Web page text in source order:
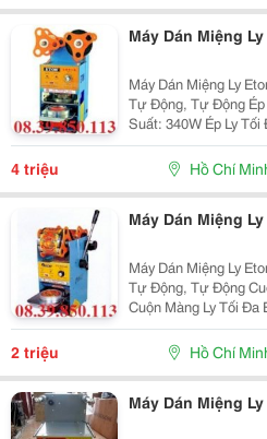
Máy Dán Miệng
Máy Dán Miệng Ly Eton A9 Máy Ép Nhựa Ly
Tự Động, Tự Động Ép
Suất: 340W Ép Ly Tối Đa 700Ml
Phẩm/Giờ Điện Áp: 250V Kích Thước: 282 X 370 X 540
4 triệu Hồ Chí
Máy Dán Miệng
Máy Dán Miệng Ly Eton B7 Máy Ép Nhựa Ly
Tự Động, Tự Động Cuộn Màng Chức
Cuộn Màng Ly Tối Đa Ép: 500 Ml Kích Thước: 290 X 270
X 470 Mm Trọng Lượng: 15 Kg Liên Hệ Mua Hàng:
2 triệu Hồ Chí
Máy Dán Miệng